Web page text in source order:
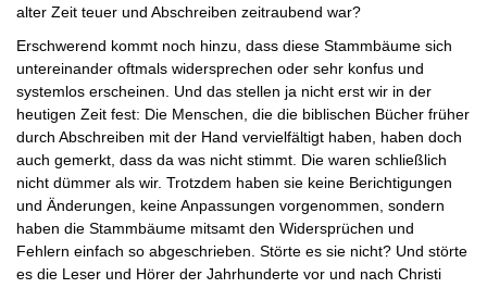
alter Zeit teuer und Abschreiben zeitraubend war?
Erschwerend kommt noch hinzu, dass diese Stammbäume sich
untereinander oftmals widersprechen oder sehr konfus und
systemlos erscheinen. Und das stellen ja nicht erst wir in der
heutigen Zeit fest: Die Menschen, die die biblischen Bücher früher
durch Abschreiben mit der Hand vervielfältigt haben, haben doch
auch gemerkt, dass da was nicht stimmt. Die waren schließlich
nicht dümmer als wir. Trotzdem haben sie keine Berichtigungen
und Änderungen, keine Anpassungen vorgenommen, sondern
haben die Stammbäume mitsamt den Widersprüchen und
Fehlern einfach so abgeschrieben. Störte es sie nicht? Und störte
es die Leser und Hörer der Jahrhunderte vor und nach Christi